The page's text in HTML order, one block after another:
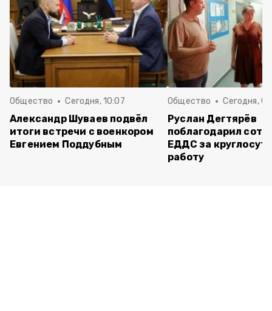
Общество Сегодня, 10:07
Александр Шуваев подвёл
итоги встречи с военкором
Евгением Поддубным
Общество Сегодня,
Руслан Дегтярёв
поблагодарил
ЕДДС за
работу